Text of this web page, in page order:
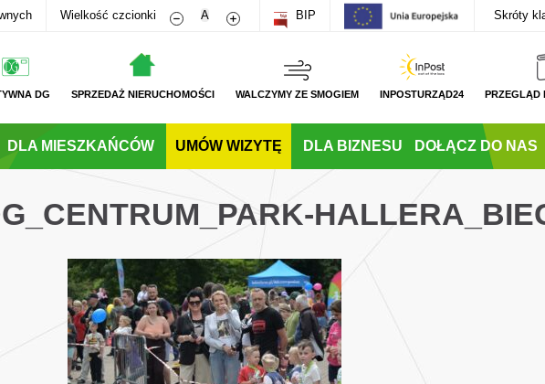
Wielkość czcionki Zmniejsz rozmiar czcionki
A Zwiększ rozmiar czcionki
BIP Skróty
DG SPRZEDAŻ NIERUCHOMOŚCI WALCZYMY ZE SMOGIEM INPOSTURZĄD24 PRZEGLĄD
DLA MIESZKAŃCÓW UMÓW WIZYTĘ DLA BIZNESU DOŁĄCZ DO NAS